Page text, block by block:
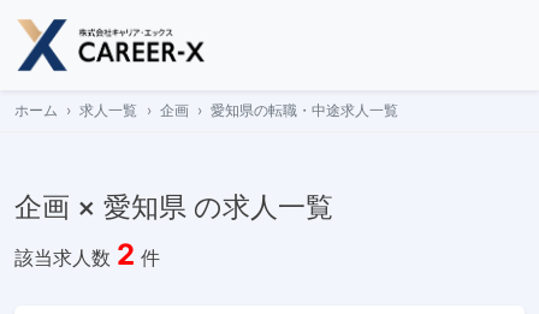
Skip
content
ホーム 求人一覧 企画 愛知県の転職・中途求人一覧
企画 × 愛知県 の求人一覧
該当求人数 2 件